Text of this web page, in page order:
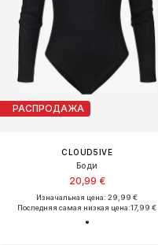
РАСПРОДАЖА
CLOUD5IVE
Боди
20,99 €
Изначальная цена: 29,99 €
Последняя самая низкая цена:17,99 €